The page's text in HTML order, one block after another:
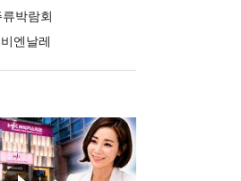
박람회
엔날레